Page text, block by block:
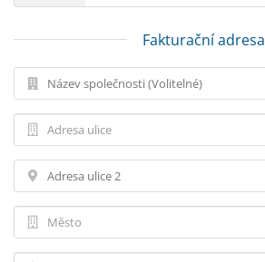
Fakturační adresa